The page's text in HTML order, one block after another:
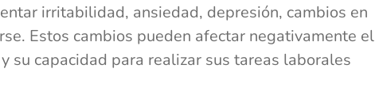
irritabilidad, ansiedad, depresión, cambios en
Estos cambios pueden afectar negativamente el
su capacidad para realizar sus tareas laborales